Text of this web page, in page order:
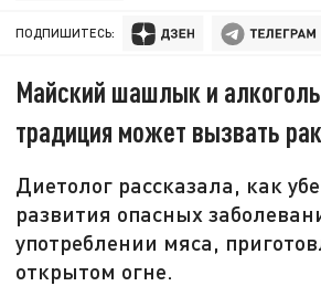
ПОДПИШИТЕСЬ:
Майский шашлык и
традиция может вызвать рак
Диетолог рассказала, как
развития опасных
употреблении мяса,
открытом огне.